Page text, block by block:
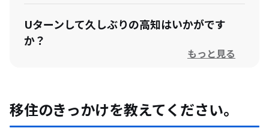
Uターンして久しぶりの高知はいかがです
か？
取材を終えて（編集後記）
もっと見る
移住のきっかけを教えてください。